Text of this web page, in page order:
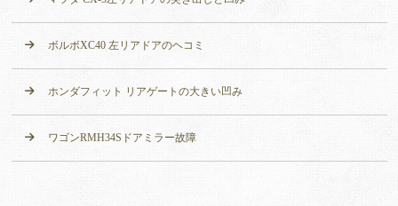
ボルボXC40 左リアドアのヘコミ
ホンダフィット リアゲートの大きい凹み
ワゴンRMH34Sドアミラー故障